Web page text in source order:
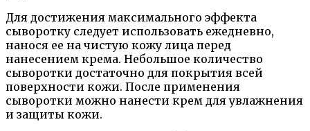
Для достижения максимального эффекта
сыворотку следует использовать ежедневно,
нанося ее на чистую кожу лица перед
нанесением крема. Небольшое количество
сыворотки достаточно для покрытия всей
поверхности кожи. После применения
сыворотки можно нанести крем для увлажнения
и защиты кожи.